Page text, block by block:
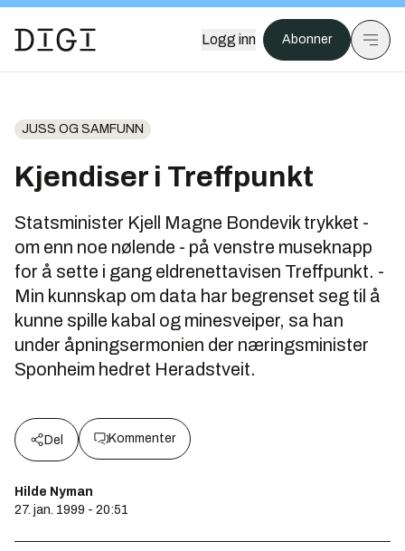
Logg inn Abonner
JUSS OG SAMFUNN
Kjendiser i Treffpunkt
Statsminister Kjell Magne Bondevik trykket -
om enn noe nølende - på venstre museknapp
for å sette i gang eldrenettavisen Treffpunkt. -
Min kunnskap om data har begrenset seg til å
kunne spille kabal og minesveiper, sa han
under åpningsermonien der næringsminister
Sponheim hedret Heradstveit.
Del Kommenter
Hilde Nyman
27. jan. 1999 - 20:51